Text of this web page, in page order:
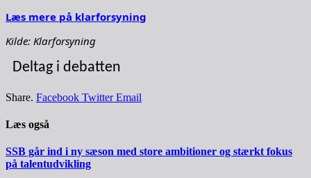
Læs mere på klarforsyning
Kilde: Klarforsyning
Deltag i debatten
Share. Facebook Twitter Email
Læs også
SSB går ind i ny sæson med store ambitioner og stærkt fokus
på talentudvikling